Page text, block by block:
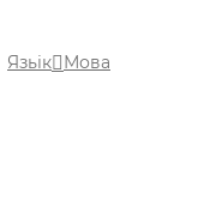
Язьік Мова